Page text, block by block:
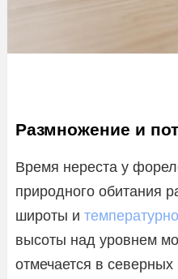
Размножение и
Время нереста у
природного обитания
широты и
высоты над уровнем
отмечается в